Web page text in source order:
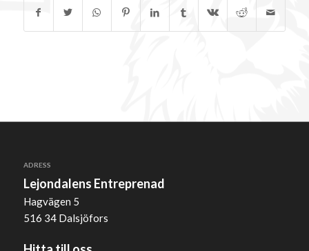
ADRESS
Lejondalens Entreprenad
Hagvägen 5
516 34 Dalsjöfors